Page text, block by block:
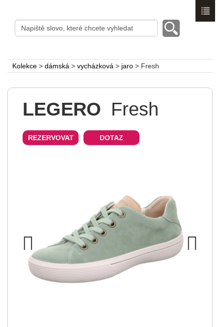
Kolekce > dámská > vycházková > jaro > Fresh
LEGERO Fresh
REZERVOVAT DOTAZ
Previous